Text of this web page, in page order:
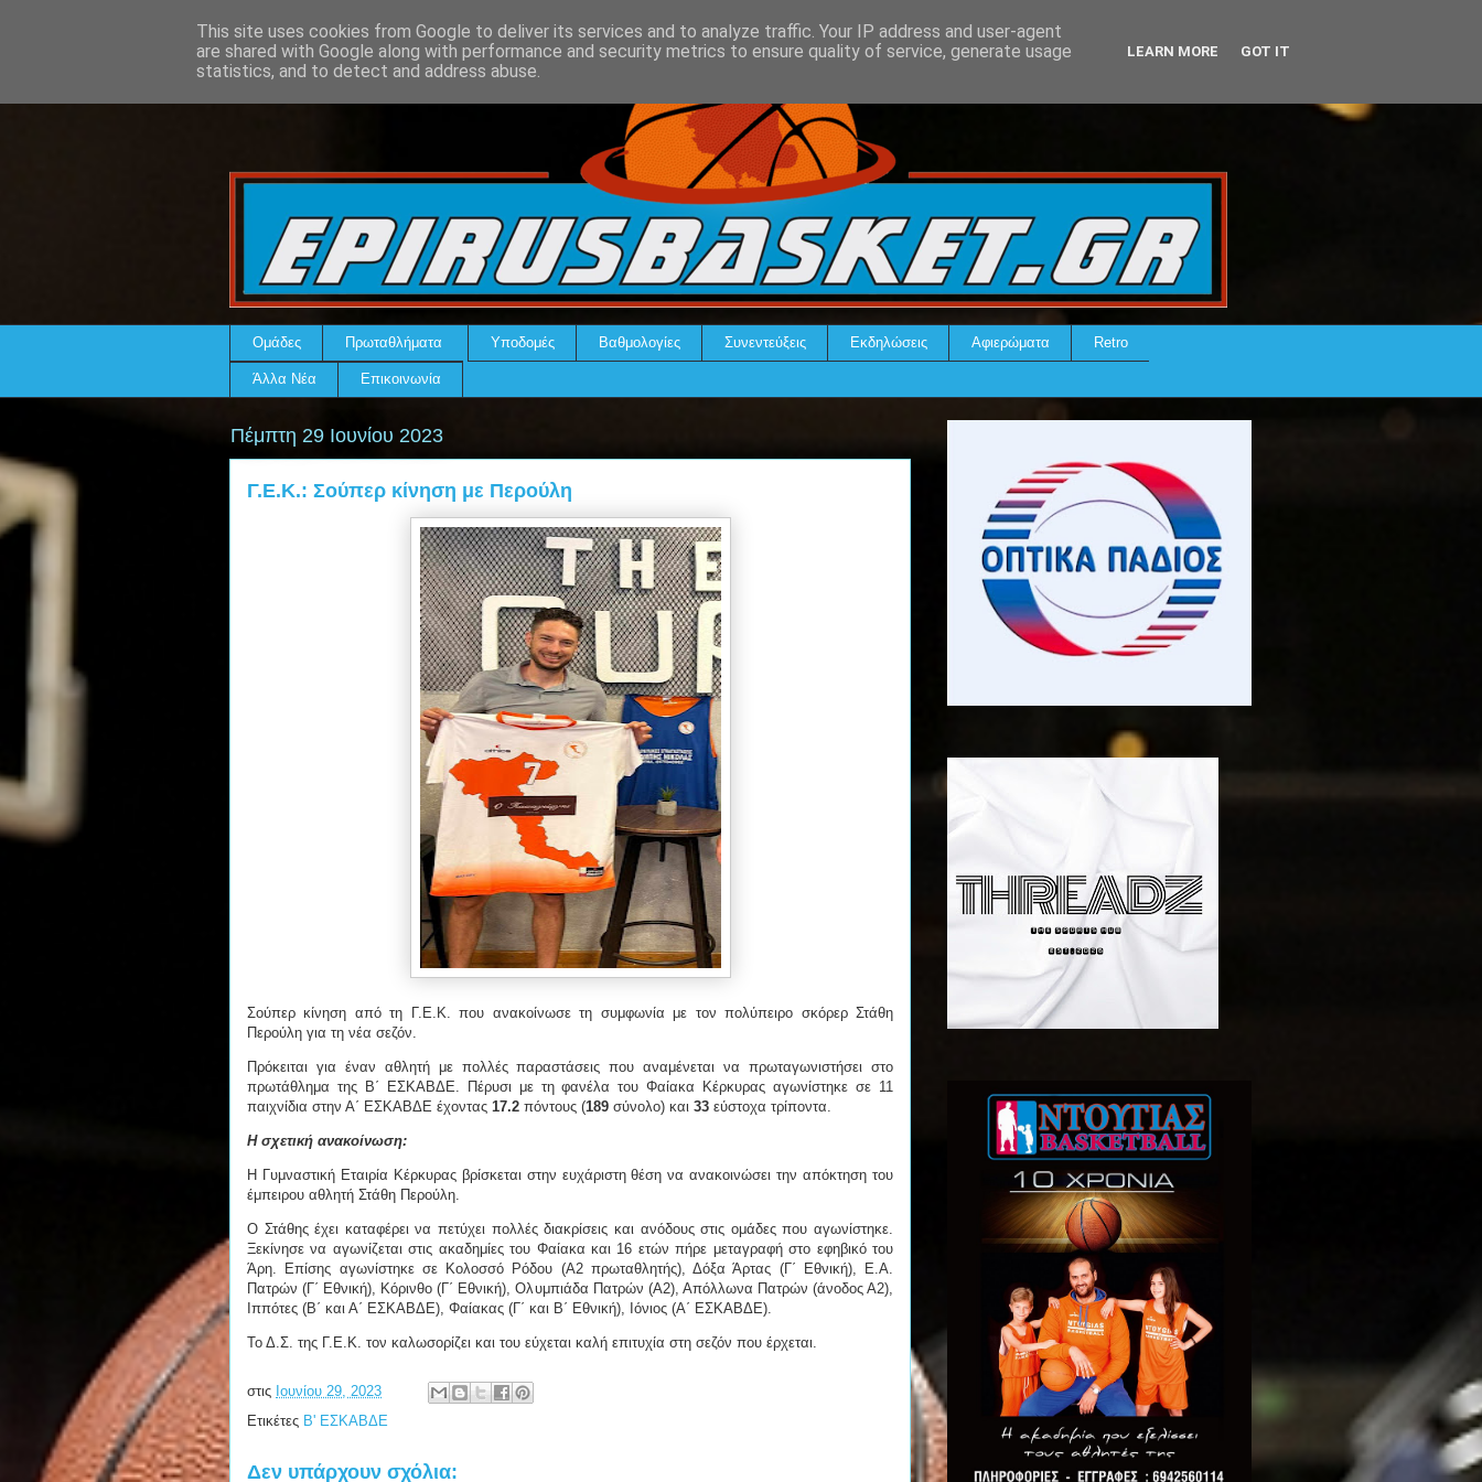
Ομάδες Πρωταθλήματα Υποδομές Βαθμολογίες Συνεντεύξεις Εκδηλώσεις Αφιερώματα Retro
Άλλα Νέα Επικοινωνία
Πέμπτη 29 Ιουνίου 2023
Γ.Ε.Κ.: Σούπερ κίνηση με Περούλη
Σούπερ κίνηση από τη Γ.Ε.Κ. που ανακοίνωσε τη συμφωνία με τον πολύπειρο σκόρερ Στάθη
Περούλη για τη νέα σεζόν.
Πρόκειται για έναν αθλητή με πολλές παραστάσεις που αναμένεται να πρωταγωνιστήσει στο
πρωτάθλημα της Β΄ ΕΣΚΑΒΔΕ. Πέρυσι με τη φανέλα του Φαίακα Κέρκυρας αγωνίστηκε σε 11
παιχνίδια στην Α΄ ΕΣΚΑΒΔΕ έχοντας 17.2 πόντους (189 σύνολο) και 33 εύστοχα τρίποντα.
Η σχετική ανακοίνωση:
Η Γυμναστική Εταιρία Κέρκυρας βρίσκεται στην ευχάριστη θέση να ανακοινώσει την απόκτηση του
έμπειρου αθλητή Στάθη Περούλη.
Ο Στάθης έχει καταφέρει να πετύχει πολλές διακρίσεις και ανόδους στις ομάδες που αγωνίστηκε.
Ξεκίνησε να αγωνίζεται στις ακαδημίες του Φαίακα και 16 ετών πήρε μεταγραφή στο εφηβικό του
Άρη. Επίσης αγωνίστηκε σε Κολοσσό Ρόδου (Α2 πρωταθλητής), Δόξα Άρτας (Γ΄ Εθνική), Ε.Α.
Πατρών (Γ΄ Εθνική), Κόρινθο (Γ΄ Εθνική), Ολυμπιάδα Πατρών (Α2), Απόλλωνα Πατρών (άνοδος Α2),
Ιππότες (Β΄ και Α΄ ΕΣΚΑΒΔΕ), Φαίακας (Γ΄ και Β΄ Εθνική), Ιόνιος (Α΄ ΕΣΚΑΒΔΕ).
Το Δ.Σ. της Γ.Ε.Κ. τον καλωσορίζει και του εύχεται καλή επιτυχία στη σεζόν που έρχεται.
στις Ιουνίου 29, 2023
Ετικέτες Β' ΕΣΚΑΒΔΕ
Δεν υπάρχουν σχόλια:
This site uses cookies from Google to deliver its services and to analyze traffic. Your IP address and user-agent
are shared with Google along with performance and security metrics to ensure quality of service, generate usage
statistics, and to detect and address abuse.
LEARN MORE GOT IT